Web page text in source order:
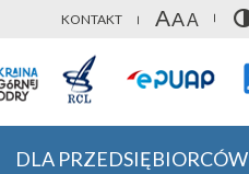
KONTAKT
DLA PRZEDSIĘBIORCÓW